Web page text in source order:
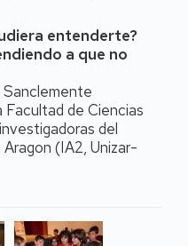
entenderte?
a que no
Sanclemente
Facultad de Ciencias
del
(IA2, Unizar-